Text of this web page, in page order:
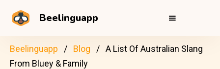
Beelinguapp
Beelinguapp Blog
A List Of Australian Slang
From Bluey & Family